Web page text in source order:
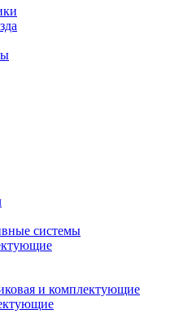
системы
и комплектующие